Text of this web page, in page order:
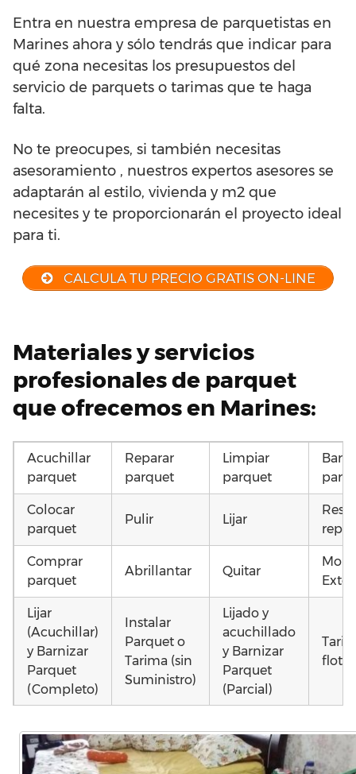
Entra en nuestra empresa de parquetistas en
Marines ahora y sólo tendrás que indicar para
qué zona necesitas los presupuestos del
servicio de parquets o tarimas que te haga
falta.
No te preocupes, si también necesitas
asesoramiento , nuestros expertos asesores se
adaptarán al estilo, vivienda y m2 que
necesites y te proporcionarán el proyecto ideal
para ti.
CALCULA TU PRECIO GRATIS ON-LINE
Materiales y servicios
profesionales de parquet
que ofrecemos en Marines:
Acuchillar
parquet
Reparar
parquet
Limpiar
parquet
Colocar
parquet
Pulir Lijar
Comprar
parquet
Abrillantar Quitar
Lijar
(Acuchillar)
y Barnizar
Parquet
(Completo)
Instalar
Parquet o
Tarima (sin
Suministro)
Lijado y
acuchillado
y Barnizar
Parquet
(Parcial)
parquet o
Tarima
parquet o
Tarima
parquet o
Tarima